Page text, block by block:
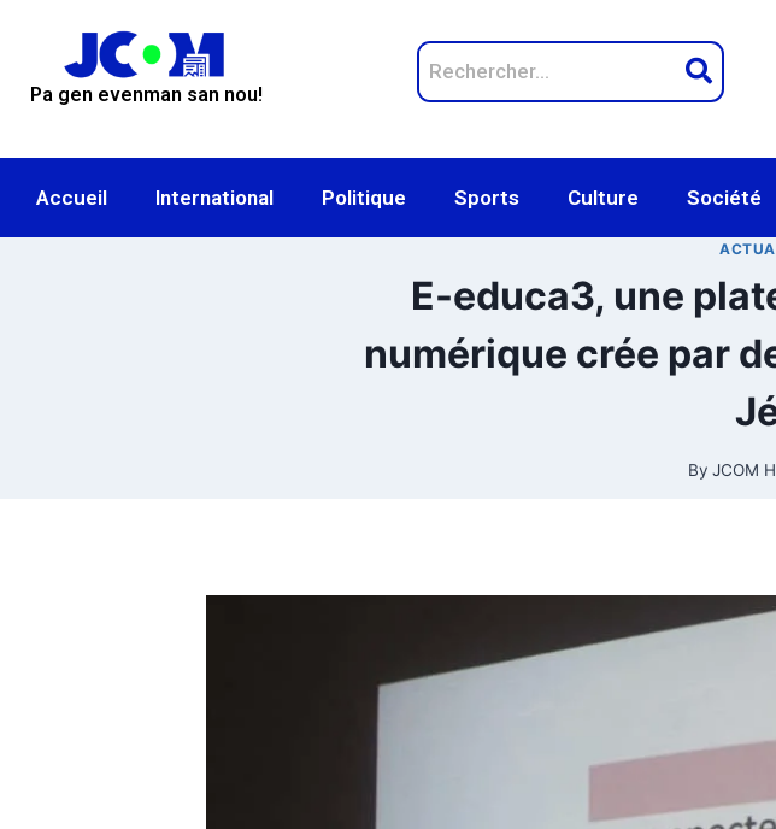
Pa gen evenman san nou!
Accueil International Politique Sports Culture Société
E-educa3, une
numérique crée par
By JCOM